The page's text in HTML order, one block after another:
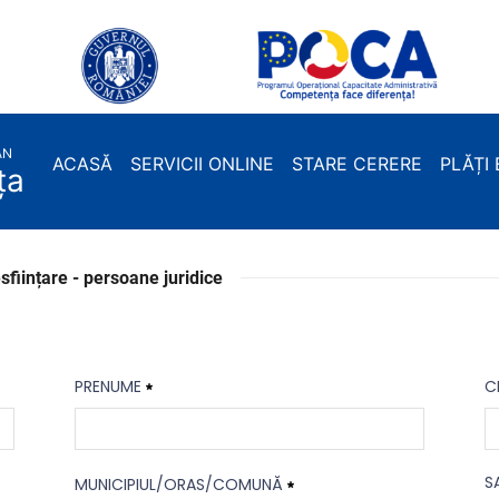
PJ
ACASĂ SERVICII ONLINE STARE CERERE PLĂȚI
- persoane juridice
PRENUME
Necesitat
MUNICIPIUL/ORAS/COMUNĂ